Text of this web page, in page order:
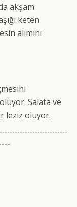
akşam
keten
alımını
Salata ve
leziz oluyor.